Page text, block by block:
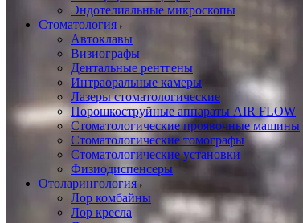
Эндотелиальные микроскопы
Стоматология
Автоклавы
Визиографы
Дентальные рентгены
Интраоральные камеры
Лазеры стоматологические
Порошкоструйные аппараты AIR FLOW
Стоматологические проявочные машины
Стоматологические томографы
Стоматологические установки
Физиодиспенсеры
Отоларингология
Лор комбайны
Лор кресла